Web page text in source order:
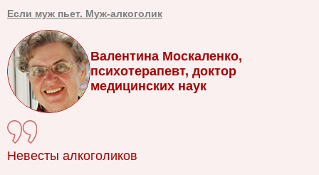
Если муж пьет. Муж-алкоголик
Валентина Москаленко,
психотерапевт, доктор
медицинских наук
Невесты алкоголиков